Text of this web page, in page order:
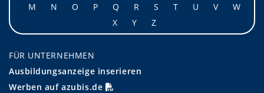
M
N O P Q R S T U V
W
X
Y Z
FÜR UNTERNEHMEN
Ausbildungsanzeige inserieren
Werben auf azubis.de